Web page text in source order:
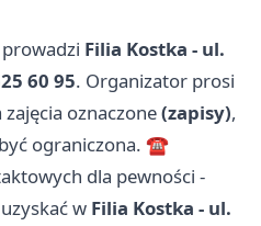
Filia Kostka - ul.
60 95. Organizator prosi
zajęcia oznaczone(zapisy),
ograniczona. ☎️
dla pewności -
w Filia Kostka - ul.